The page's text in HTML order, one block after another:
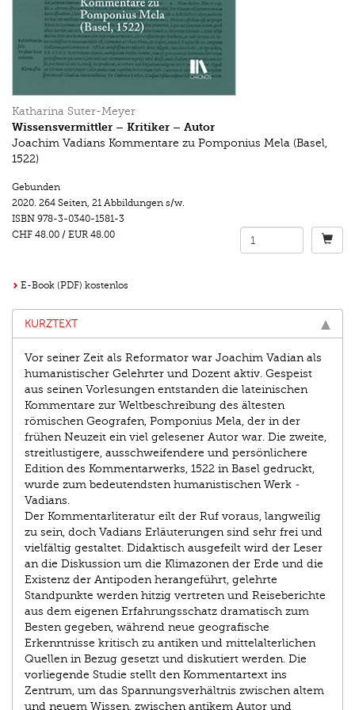
Katharina Suter-Meyer
Wissensvermittler – Kritiker – Autor
Joachim Vadians Kommentare zu Pomponius Mela (Basel,
1522)
Gebunden
2020. 264 Seiten, 21 Abbildungen s/w.
ISBN 978-3-0340-1581-3
CHF 48.00 / EUR 48.00
E-Book (PDF) kostenlos
KURZTEXT
Vor seiner Zeit als Reformator war Joachim Vadian als
huma­nis­tischer Gelehrter und Dozent aktiv. Gespeist
aus seinen Vorlesungen entstanden die lateinischen
Kommentare zur Weltbeschreibung des ältesten
römischen Geografen, Pomponius Mela, der in der
frühen Neuzeit ein viel gelesener Autor war. Die zweite,
streitlustigere, ausschweifendere und persönlichere
Edition des Kommentarwerks, 1522 in Basel gedruckt,
wurde zum bedeutendsten humanistischen Werk ­
Vadians.
Der Kommentarliteratur eilt der Ruf voraus, langweilig
zu sein, doch Vadians Erläuterungen sind sehr frei und
vielfältig gestaltet. Didaktisch ausgefeilt wird der Leser
an die Diskussion um die Klimazonen der Erde und die
Existenz der Antipoden herangeführt, gelehrte
Standpunkte werden hitzig vertreten und Reiseberichte
aus dem eigenen Erfahrungsschatz dramatisch zum
Besten gegeben, während neue geografische
Erkenntnisse kritisch zu antiken und mittelalterlichen
Quellen in Bezug gesetzt und diskutiert werden. Die
vorliegende Studie stellt den Kommentartext ins
Zentrum, um das Spannungsverhältnis zwischen altem
und neuem Wissen, zwischen antikem Autor und